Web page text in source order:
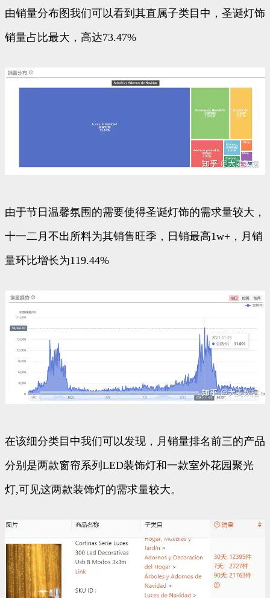
由销量分布图我们可以看到其直属子类目中，圣诞灯饰
销量占比最大，高达73.47%
由于节日温馨氛围的需要使得圣诞灯饰的需求量较大，
十一二月不出所料为其销售旺季，日销最高1w+，月销
量环比增长为119.44%
在该细分类目中我们可以发现，月销量排名前三的产品
分别是两款窗帘系列LED装饰灯和一款室外花园聚光
灯,可见这两款装饰灯的需求量较大。